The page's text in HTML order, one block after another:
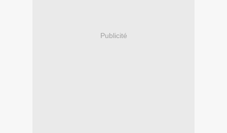
Publicité